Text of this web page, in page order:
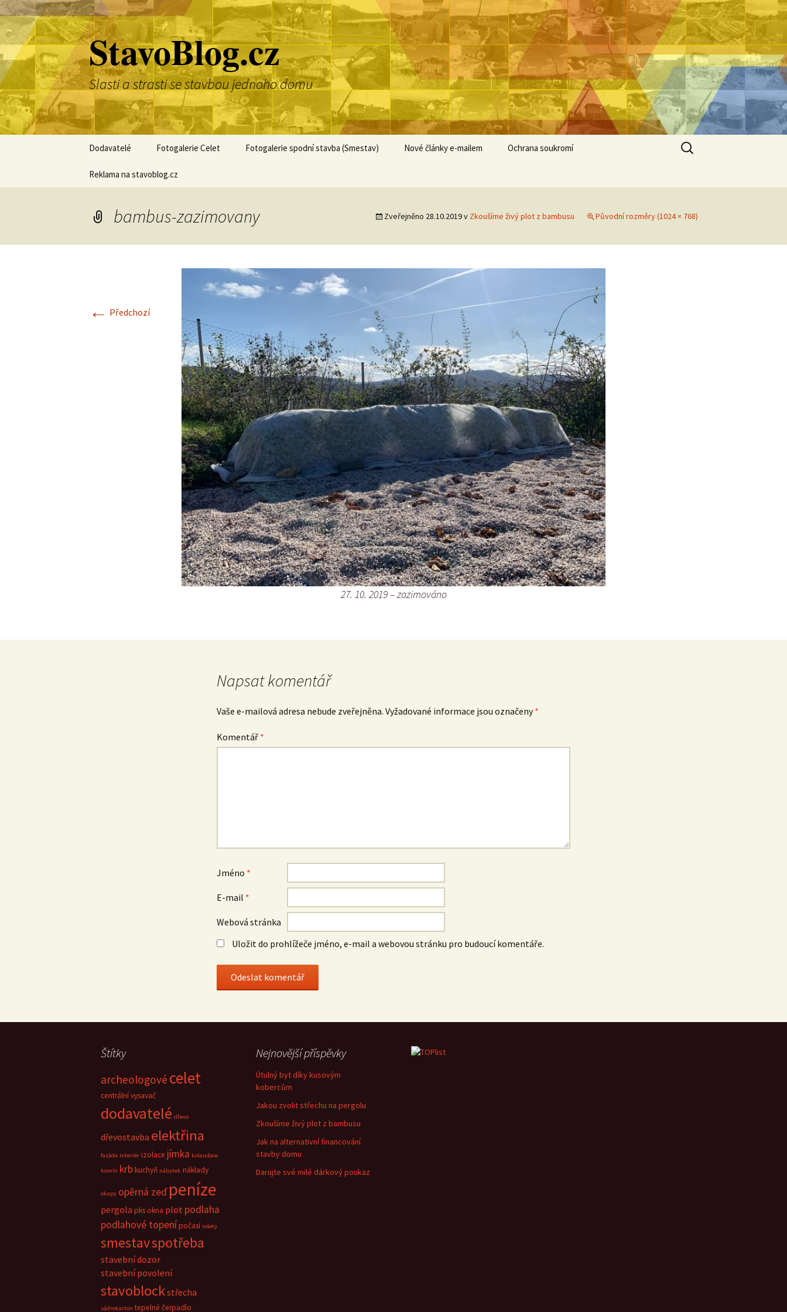
Přejít
k
obsahu
webu
StavoBlog.cz
Slasti a strasti se stavbou jednoho domu
Dodavatelé Fotogalerie Celet Fotogalerie spodní stavba (Smestav) Nové články e-mailem Ochrana soukromí
Reklama na stavoblog.cz
Vyhledávání
bambus-zazimovany Zveřejněno 28.10.2019v Zkoušíme živý plot z bambusu Původní rozměry (1024 × 768)
← Předchozí
27. 10. 2019 – zazimováno
Napsat komentář
Vaše e-mailová adresa nebude zveřejněna. Vyžadované informace jsou označeny*
Komentář *
Jméno *
E-mail *
Webová stránka
Uložit do prohlížeče jméno, e-mail a webovou stránku pro budoucí komentáře.
Štítky
archeologové celet
centrální vysavač
dodavatelé dřevo
dřevostavba elektřina
fasáda interiér izolace jímka kolaudace
komín krbkuchyň nábytek náklady
okapy opěrná zeď peníze
pergola pks okna plot podlaha
podlahové topenípočasí rolety
smestavspotřeba
stavební dozor
stavební povolení
stavoblockstřecha
sádrokarton tepelné čerpadlo
Nejnovější příspěvky
Útulný byt díky kusovým
kobercům
Jakou zvolit střechu na pergolu
Zkoušíme živý plot z bambusu
Jak na alternativní financování
stavby domu
Darujte své milé dárkový poukaz